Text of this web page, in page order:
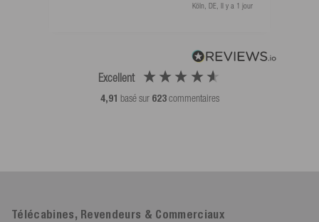
Excellent
4,91 basé sur 623commentaires
Köln, DE, Il y a 1 jour
Télécabines, Revendeurs & Commerciaux